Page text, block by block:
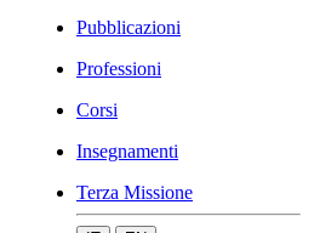
Pubblicazioni
Professioni
Corsi
Insegnamenti
Terza Missione